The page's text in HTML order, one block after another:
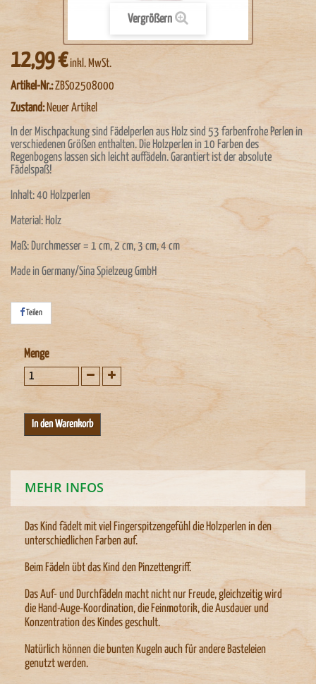
Vergrößern
12,99 €inkl. MwSt.
Artikel-Nr.:ZBS02508000
Zustand: Neuer Artikel
In der Mischpackung sind Fädelperlen aus Holz sind 53 farbenfrohe Perlen in
verschiedenen Größen enthalten. Die Holzperlen in 10 Farben des
Regenbogens lassen sich leicht auffädeln. Garantiert ist der absolute
Fädelspaß!
Inhalt: 40 Holzperlen
Material: Holz
Maß: Durchmesser = 1 cm, 2 cm, 3 cm, 4 cm
Made in Germany/Sina Spielzeug GmbH
Teilen
Menge
MEHR INFOS
Das Kind fädelt mit viel Fingerspitzengefühl die Holzperlen in den
unterschiedlichen Farben auf.
Beim Fädeln übt das Kind den Pinzettengriff.
Das Auf- und Durchfädeln macht nicht nur Freude, gleichzeitig wird
die Hand-Auge-Koordination, die Feinmotorik, die Ausdauer und
Konzentration des Kindes geschult.
Natürlich können die bunten Kugeln auch für andere Basteleien
genutzt werden.